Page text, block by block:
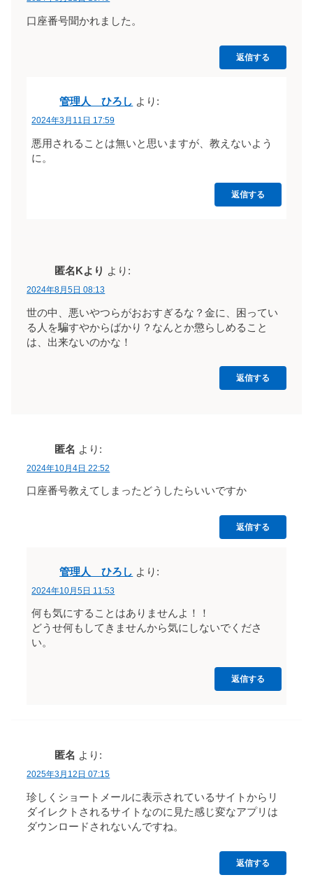
口座番号聞かれました。
返信する
管理人 ひろし より:
2024年3月11日 17:59
悪用されることは無いと思いますが、教えないよう
に。
返信する
匿名Kより より:
2024年8月5日 08:13
世の中、悪いやつらがおおすぎるな？金に、困ってい
る人を騙すやからばかり？なんとか懲らしめること
は、出来ないのかな！
返信する
匿名 より:
2024年10月4日 22:52
口座番号教えてしまったどうしたらいいですか
返信する
管理人 ひろし より:
2024年10月5日 11:53
何も気にすることはありませんよ！！
どうせ何もしてきませんから気にしないでくださ
い。
返信する
匿名 より:
2025年3月12日 07:15
珍しくショートメールに表示されているサイトからリ
ダイレクトされるサイトなのに見た感じ変なアプリは
ダウンロードされないんですね。
返信する